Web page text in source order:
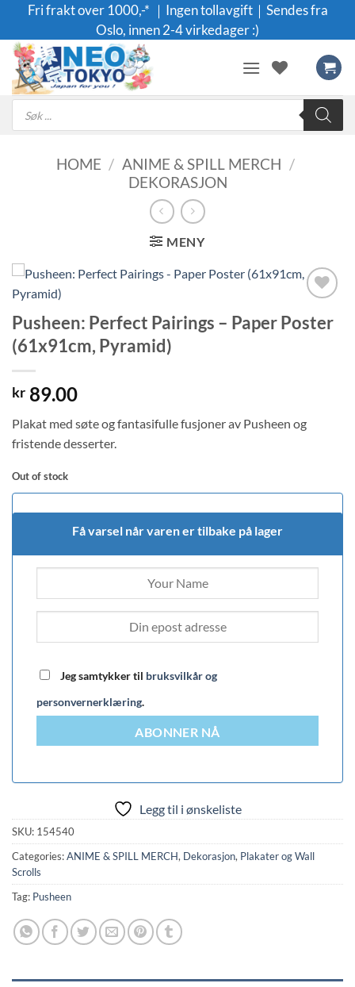
content
Fri frakt over 1000,-* ｜Ingen tollavgift｜Sendes fra
Oslo, innen 2-4 virkedager :)
Products
search
HOME / ANIME & SPILL MERCH /
DEKORASJON
MENY
ønskeliste
Pusheen: Perfect Pairings – Paper Poster
(61x91cm, Pyramid)
kr 89.00
Plakat med søte og fantasifulle fusjoner av Pusheen og
fristende desserter.
Out of stock
Få varsel når varen er tilbake på lager
Jeg samtykker til bruksvilkår og
personvernerklæring.
ABONNER NÅ
Legg til i ønskeliste
SKU: 154540
Categories:ANIME & SPILL MERCH, Dekorasjon, Plakater og Wall
Scrolls
Tag: Pusheen